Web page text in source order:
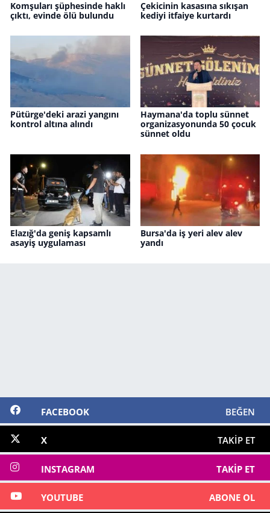
Komşuları şüphesinde haklı
çıktı, evinde ölü bulundu
Çekicinin kasasına sıkışan
kediyi itfaiye kurtardı
Pütürge'deki arazi yangını
kontrol altına alındı
Haymana'da toplu sünnet
organizasyonunda 50 çocuk
sünnet oldu
Elazığ'da geniş kapsamlı
asayiş uygulaması
Bursa'da iş yeri alev alev
yandı
FACEBOOK BEĞEN
X TAKIP ET
INSTAGRAM TAKIP ET
YOUTUBE ABONE OL